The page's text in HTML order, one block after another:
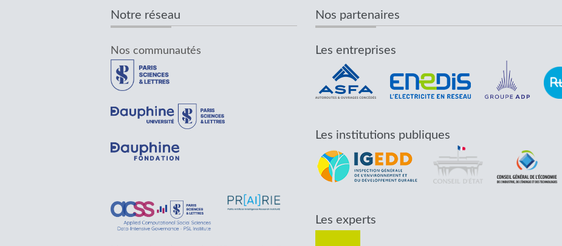
Notre réseau
Nos communautés
Nos partenaires
Les entreprises
Les institutions publiques
Les experts